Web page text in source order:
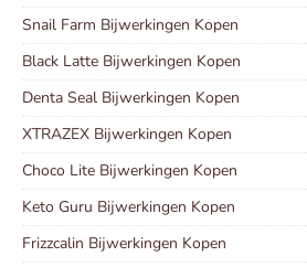
Snail Farm Bijwerkingen Kopen
Black Latte Bijwerkingen Kopen
Denta Seal Bijwerkingen Kopen
XTRAZEX Bijwerkingen Kopen
Choco Lite Bijwerkingen Kopen
Keto Guru Bijwerkingen Kopen
Frizzcalin Bijwerkingen Kopen